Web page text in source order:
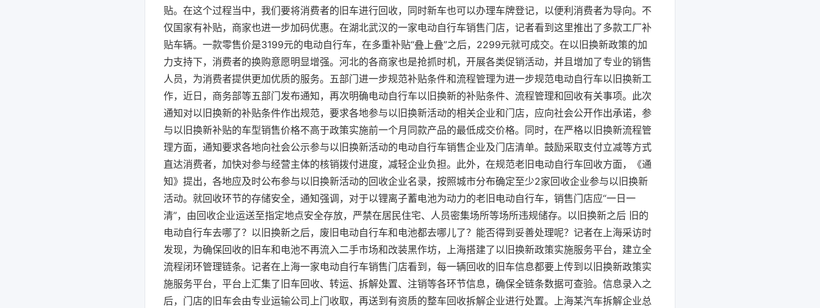
贴。在这个过程当中，我们要将消费者的旧车进行回收，同时新车也可以办理车牌登记，以便利消费者为导向。不
仅国家有补贴，商家也进一步加码优惠。在湖北武汉的一家电动自行车销售门店，记者看到这里推出了多款工厂补
贴车辆。一款零售价是3199元的电动自行车，在多重补贴“叠上叠”之后，2299元就可成交。在以旧换新政策的加
力支持下，消费者的换购意愿明显增强。河北的各商家也是抢抓时机，开展各类促销活动，并且增加了专业的销售
人员，为消费者提供更加优质的服务。五部门进一步规范补贴条件和流程管理为进一步规范电动自行车以旧换新工
作，近日，商务部等五部门发布通知，再次明确电动自行车以旧换新的补贴条件、流程管理和回收有关事项。此次
通知对以旧换新的补贴条件作出规范，要求各地参与以旧换新活动的相关企业和门店，应向社会公开作出承诺，参
与以旧换新补贴的车型销售价格不高于政策实施前一个月同款产品的最低成交价格。同时，在严格以旧换新流程管
理方面，通知要求各地向社会公示参与以旧换新活动的电动自行车销售企业及门店清单。鼓励采取支付立减等方式
直达消费者，加快对参与经营主体的核销拨付进度，减轻企业负担。此外，在规范老旧电动自行车回收方面，《通
知》提出，各地应及时公布参与以旧换新活动的回收企业名录，按照城市分布确定至少2家回收企业参与以旧换新
活动。就回收环节的存储安全，通知强调，对于以锂离子蓄电池为动力的老旧电动自行车，销售门店应“一日一
清”，由回收企业运送至指定地点安全存放，严禁在居民住宅、人员密集场所等场所违规储存。以旧换新之后 旧的
电动自行车去哪了？以旧换新之后，废旧电动自行车和电池都去哪儿了？能否得到妥善处理呢？记者在上海采访时
发现，为确保回收的旧车和电池不再流入二手市场和改装黑作坊，上海搭建了以旧换新政策实施服务平台，建立全
流程闭环管理链条。记者在上海一家电动自行车销售门店看到，每一辆回收的旧车信息都要上传到以旧换新政策实
施服务平台，平台上汇集了旧车回收、转运、拆解处置、注销等各环节信息，确保全链条数据可查验。信息录入之
后，门店的旧车会由专业运输公司上门收取，再送到有资质的整车回收拆解企业进行处置。上海某汽车拆解企业总